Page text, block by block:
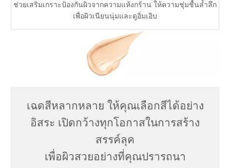
ช่วยเสริมเกราะป้องกันผิวจากความแห้งกร้าน ให้ความชุ่มชื้นล้ำลึก
เพื่อผิวเนียนนุ่มและดูอิ่มเอิบ
เฉดสีหลากหลาย ให้คุณเลือกสีได้อย่าง
อิสระ เปิดกว้างทุกโอกาสในการสร้าง
สรรค์ลุค
เพื่อผิวสวยอย่างที่คุณปรารถนา